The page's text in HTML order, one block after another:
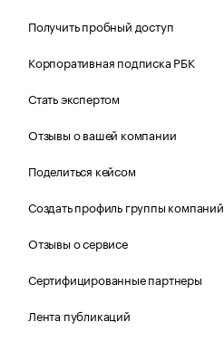
Получить пробный доступ
Корпоративная подписка РБК
Стать экспертом
Отзывы о вашей компании
Поделиться кейсом
Создать профиль группы компаний
Отзывы о сервисе
Сертифицированные партнеры
Лента публикаций